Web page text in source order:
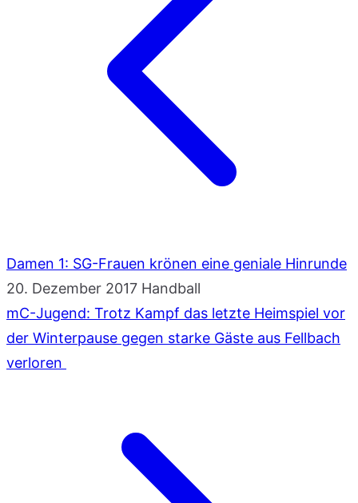
Damen 1: SG-Frauen krönen eine geniale Hinrunde
20. Dezember 2017 Handball
mC-Jugend: Trotz Kampf das letzte Heimspiel vor
der Winterpause gegen starke Gäste aus Fellbach
verloren